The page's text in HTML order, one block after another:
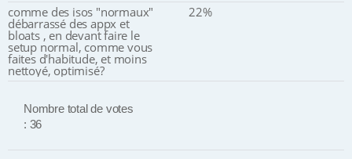
comme des isos "normaux"
débarrassé des appx et
bloats , en devant faire le
setup normal, comme vous
faites d'habitude, et moins
nettoyé, optimisé?
22%
Nombre total de votes
: 36